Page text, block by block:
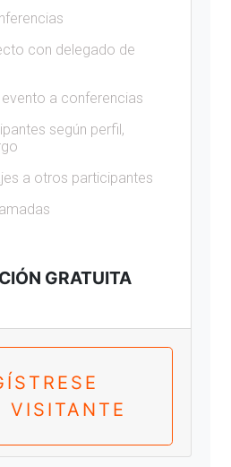
con delegado de
a conferencias
según perfil,
a otros participantes
GRATUITA
VISITANTE